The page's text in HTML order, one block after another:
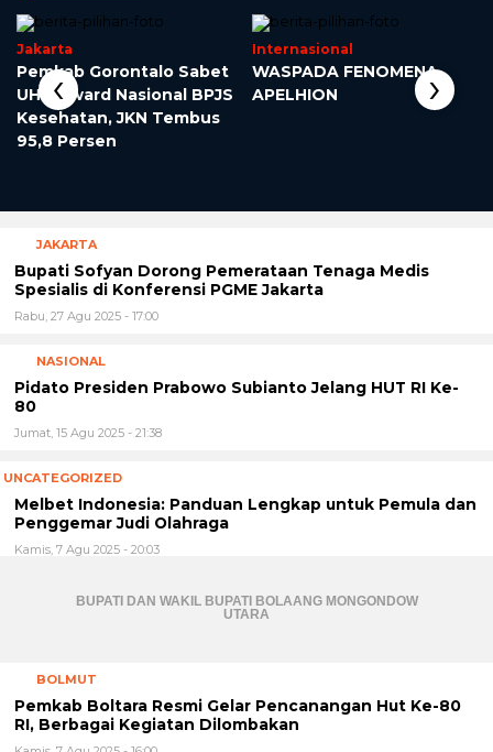
Jakarta
Pemkab Gorontalo Sabet
UHC Award Nasional BPJS
Kesehatan, JKN Tembus
95,8 Persen
Internasional
WASPADA FENOMENA
APELHION
‹ ›
Bupati Sofyan Dorong Pemerataan Tenaga Medis
Spesialis di Konferensi PGME Jakarta
Rabu, 27 Agu 2025 - 17:00
Pidato Presiden Prabowo Subianto Jelang HUT RI Ke-
80
Jumat, 15 Agu 2025 - 21:38
Melbet Indonesia: Panduan Lengkap untuk Pemula dan
Penggemar Judi Olahraga
Kamis, 7 Agu 2025 - 20:03
Pemkab Boltara Resmi Gelar Pencanangan Hut Ke-80
RI, Berbagai Kegiatan Dilombakan
Kamis, 7 Agu 2025 - 16:00